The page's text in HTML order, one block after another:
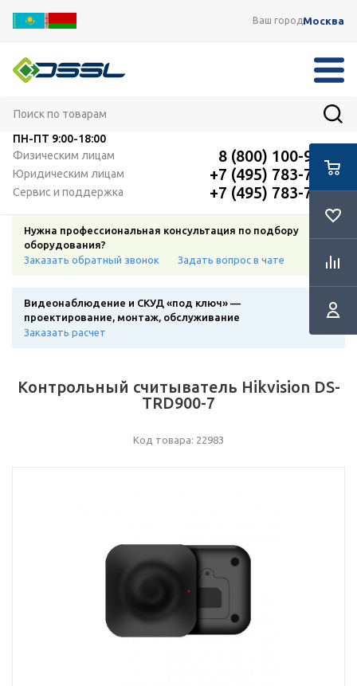
Ваш городМосква
ПН-ПТ 9:00-18:00
Физическим лицам
8 (800) 100-91-12
Юридическим лицам +7 (495) 783-72-87
Сервис и поддержка +7 (495) 783-72-87
Нужна профессиональная консультация по подбору
оборудования?
Заказать обратный звонок
Задать вопрос в чате
Видеонаблюдение и СКУД «под ключ» —
проектирование, монтаж, обслуживание
Заказать расчет
Контрольный считыватель Hikvision DS-
TRD900-7
Код товара: 22983